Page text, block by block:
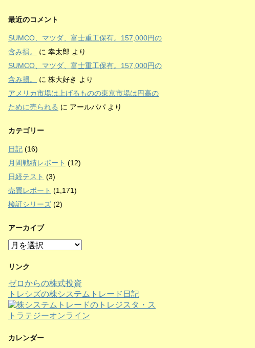
最近のコメント
SUMCO、マツダ、富士重工保有。157,000円の
含み損。
に 幸太郎 より
SUMCO、マツダ、富士重工保有。157,000円の
含み損。
に 株大好き より
アメリカ市場は上げるものの東京市場は円高の
ために売られる に アールパパ より
カテゴリー
日記 (16)
月間戦績レポート (12)
日経テスト (3)
売買レポート (1,171)
検証シリーズ (2)
アーカイブ
ア
カ
ブ
リンク
ゼロからの株式投資
トレシズの株システムトレード日記
カレンダー